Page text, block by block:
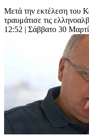
Μετά την εκτέλεση του
τραυμάτισε τις
12:52 | Σάββατο 30